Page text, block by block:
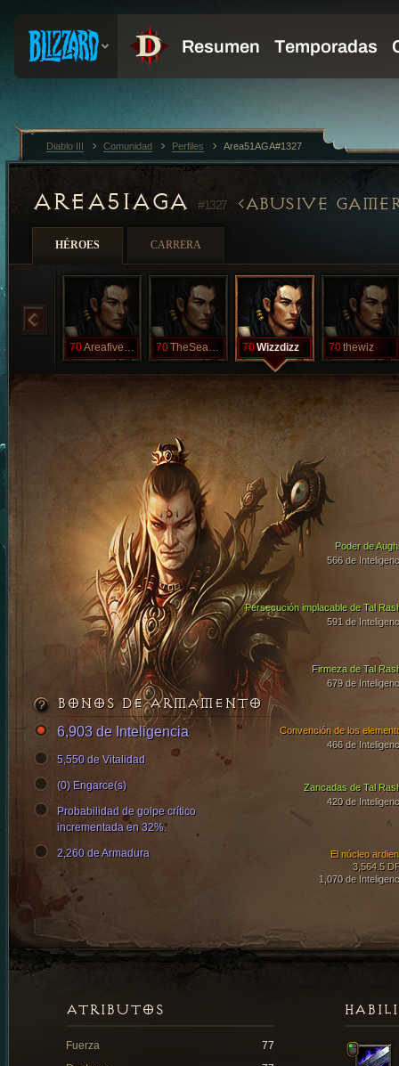
AREA51AGA #1327 ABUSIVE
HÉROES CARRERA
70 Areafiveone 70 TheSeasonWiz 70Wizzdizz 70thewiz
Persecución implacable de Tal
591 de
Firmeza de Tal
679 de
Poder de
566 de
Zancadas de Tal
420 de
El núcleo
3,564.5
1,070 de
Convención de los
466 de
BONOS DE ARMAMENTO
6,903 de Inteligencia
5,550 de Vitalidad
(0) Engarce(s)
Probabilidad de golpe crítico
incrementada en 32%.
2,260 de Armadura
ATRIBUTOS
Fuerza
77
Diablo III Comunidad Perfiles Area51AGA#1327